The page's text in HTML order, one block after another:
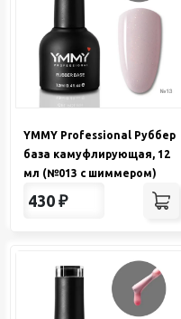
YMMY Professional Руббер
база камуфлирующая, 12
мл (№013 с шиммером)
430 ₽